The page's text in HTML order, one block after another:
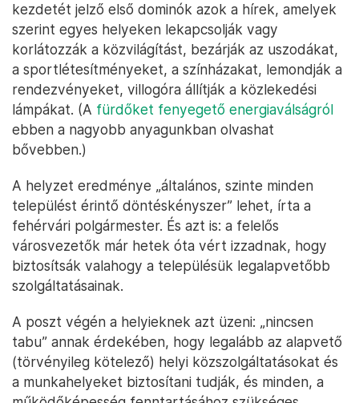
kezdetét jelző első dominók azok a hírek, amelyek
szerint egyes helyeken lekapcsolják vagy
korlátozzák a közvilágítást, bezárják az uszodákat,
a sportlétesítményeket, a színházakat, lemondják a
rendezvényeket, villogóra állítják a közlekedési
lámpákat. (A fürdőket fenyegető energiaválságról
ebben a nagyobb anyagunkban olvashat
bővebben.)
A helyzet eredménye „általános, szinte minden
települést érintő döntéskényszer” lehet, írta a
fehérvári polgármester. És azt is: a felelős
városvezetők már hetek óta vért izzadnak, hogy
biztosítsák valahogy a településük legalapvetőbb
szolgáltatásainak.
A poszt végén a helyieknek azt üzeni: „nincsen
tabu” annak érdekében, hogy legalább az alapvető
(törvényileg kötelező) helyi közszolgáltatásokat és
a munkahelyeket biztosítani tudják, és minden, a